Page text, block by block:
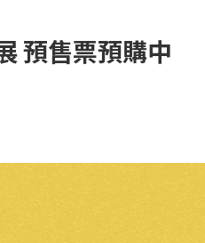
預售票預購中